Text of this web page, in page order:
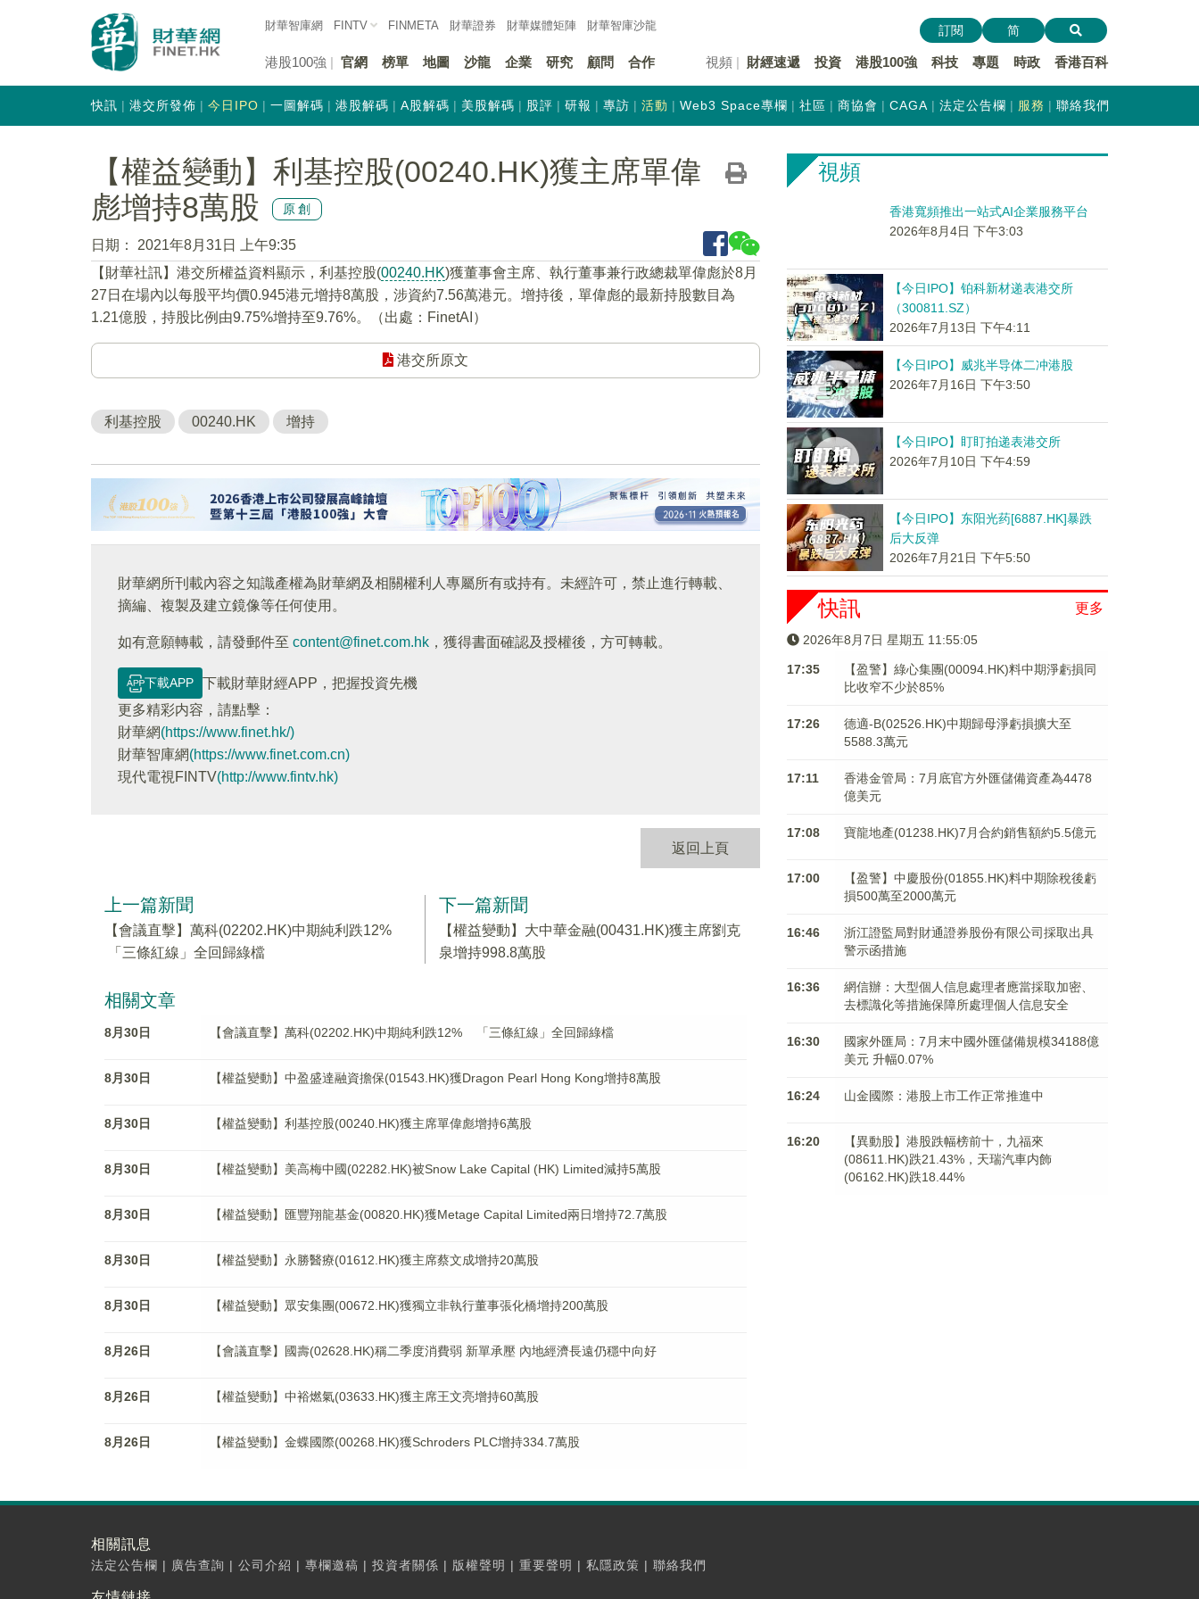
財華智庫網 FINTV FINMETA 財華證券 財華媒體矩陣 財華智庫沙龍
港股100強 官網 榜單 地圖 沙龍 企業 研究 顧問 合作 視頻 財經速遞 投資 港股100強 科技 專題 時政 香港百科
訂閱 简
快訊 港交所發佈 今日IPO 一圖解碼 港股解碼 A股解碼 美股解碼 股評 研報 專訪 活動 Web3 Space專欄 社區 商協會 CAGA 法定公告欄 服務 聯絡我們
【權益變動】利基控股(00240.HK)獲主席單偉
彪增持8萬股
原創
日期：
2021年8月31日 上午9:35
【財華社訊】港交所權益資料顯示，利基控股(00240.HK)獲董事會主席、執行董事兼行政總裁單偉彪於8月
27日在場內以每股平均價0.945港元增持8萬股，涉資約7.56萬港元。增持後，單偉彪的最新持股數目為
1.21億股，持股比例由9.75%增持至9.76%。（出處：FinetAI）
港交所原文
利基控股 00240.HK 增持
財華網所刊載內容之知識產權為財華網及相關權利人專屬所有或持有。未經許可，禁止進行轉載、
摘編、複製及建立鏡像等任何使用。
如有意願轉載，請發郵件至 content@finet.com.hk ，獲得書面確認及授權後，方可轉載。
下載APP
下載財華財經APP，把握投資先機
更多精彩内容，請點擊：
財華網(https://www.finet.hk/)
財華智庫網(https://www.finet.com.cn)
現代電視FINTV(http://www.fintv.hk)
返回上頁
上一篇新聞
【會議直擊】萬科(02202.HK)中期純利跌12%
「三條紅線」全回歸綠檔
下一篇新聞
【權益變動】大中華金融(00431.HK)獲主席劉克
泉增持998.8萬股
相關文章
8月30日 【會議直擊】萬科(02202.HK)中期純利跌12% 「三條紅線」全回歸綠檔
8月30日 【權益變動】中盈盛達融資擔保(01543.HK)獲Dragon Pearl Hong Kong增持8萬股
8月30日 【權益變動】利基控股(00240.HK)獲主席單偉彪增持6萬股
8月30日 【權益變動】美高梅中國(02282.HK)被Snow Lake Capital (HK) Limited減持5萬股
8月30日 【權益變動】匯豐翔龍基金(00820.HK)獲Metage Capital Limited兩日增持72.7萬股
8月30日 【權益變動】永勝醫療(01612.HK)獲主席蔡文成增持20萬股
8月30日 【權益變動】眾安集團(00672.HK)獲獨立非執行董事張化橋增持200萬股
8月26日 【會議直擊】國壽(02628.HK)稱二季度消費弱 新單承壓 內地經濟長遠仍穩中向好
8月26日 【權益變動】中裕燃氣(03633.HK)獲主席王文亮增持60萬股
8月26日 【權益變動】金蝶國際(00268.HK)獲Schroders PLC增持334.7萬股
視頻
香港寬頻推出一站式AI企業服務平台
2026年8月4日 下午3:03
【今日IPO】铂科新材递表港交所
（300811.SZ）
2026年7月13日 下午4:11
【今日IPO】威兆半导体二冲港股
2026年7月16日 下午3:50
【今日IPO】盯盯拍递表港交所
2026年7月10日 下午4:59
【今日IPO】东阳光药[6887.HK]暴跌
后大反弹
2026年7月21日 下午5:50
更多
快訊
2026年8月7日 星期五 11:55:06
17:35
【盈警】綠心集團(00094.HK)料中期淨虧損同
比收窄不少於85%
17:26
德適-B(02526.HK)中期歸母淨虧損擴大至
5588.3萬元
17:11
香港金管局：7月底官方外匯儲備資產為4478
億美元
17:08 寶龍地產(01238.HK)7月合約銷售額約5.5億元
17:00
【盈警】中慶股份(01855.HK)料中期除稅後虧
損500萬至2000萬元
16:46
浙江證監局對財通證券股份有限公司採取出具
警示函措施
16:36
網信辦：大型個人信息處理者應當採取加密、
去標識化等措施保障所處理個人信息安全
16:30
國家外匯局：7月末中國外匯儲備規模34188億
美元 升幅0.07%
16:24 山金國際：港股上市工作正常推進中
16:20
【異動股】港股跌幅榜前十，九福來
(08611.HK)跌21.43%，天瑞汽車内飾
(06162.HK)跌18.44%
相關訊息
法定公告欄 | 廣告查詢 | 公司介紹 | 專欄邀稿 | 投資者關係 | 版權聲明 | 重要聲明 | 私隱政策 | 聯絡我們